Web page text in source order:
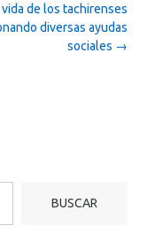
vida de los tachirenses
diversas ayudas
sociales →
BUSCAR